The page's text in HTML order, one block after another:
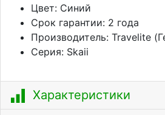
Цвет: Синий
Срок гарантии: 2 года
Производитель: Travelite
Серия: Skaii
Характеристики